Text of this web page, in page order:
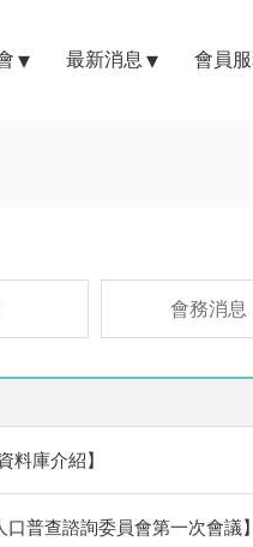
最新消息 會員
會務消息
料庫介紹】
口普查諮詢委員會第一次會議】